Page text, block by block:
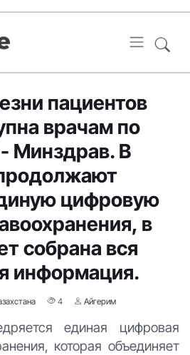
пациентов
врачам по
Минздрав. В
цифровую
в
собрана вся
информация.
4 Айгерим
единая цифровая
которая объединяет